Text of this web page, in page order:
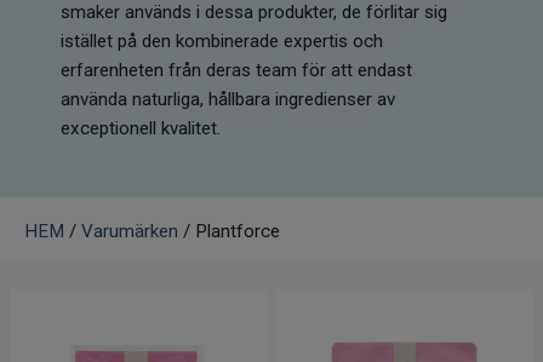
smaker används i dessa produkter, de förlitar sig
istället på den kombinerade expertis och
erfarenheten från deras team för att endast
använda naturliga, hållbara ingredienser av
exceptionell kvalitet.
HEM / Varumärken / Plantforce